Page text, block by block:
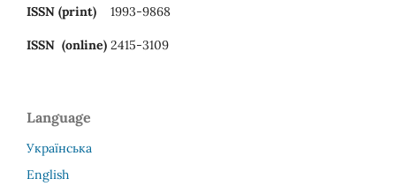
ISSN (print) 1993-9868
ISSN (online) 2415-3109
Language
Українська
English